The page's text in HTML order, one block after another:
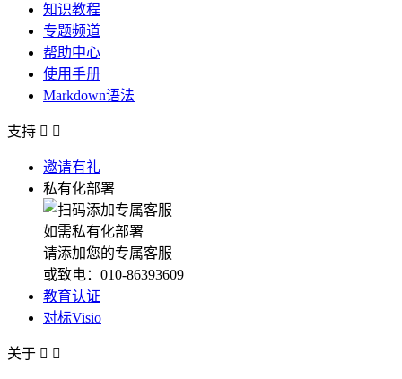
知识教程
专题频道
帮助中心
使用手册
Markdown语法
支持  
邀请有礼
私有化部署
如需私有化部署
请添加您的专属客服
或致电：010-86393609
教育认证
对标Visio
关于  